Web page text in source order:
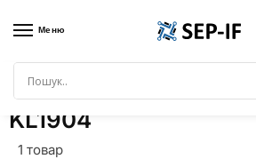
Меню
Головна
KL1904
1 товар